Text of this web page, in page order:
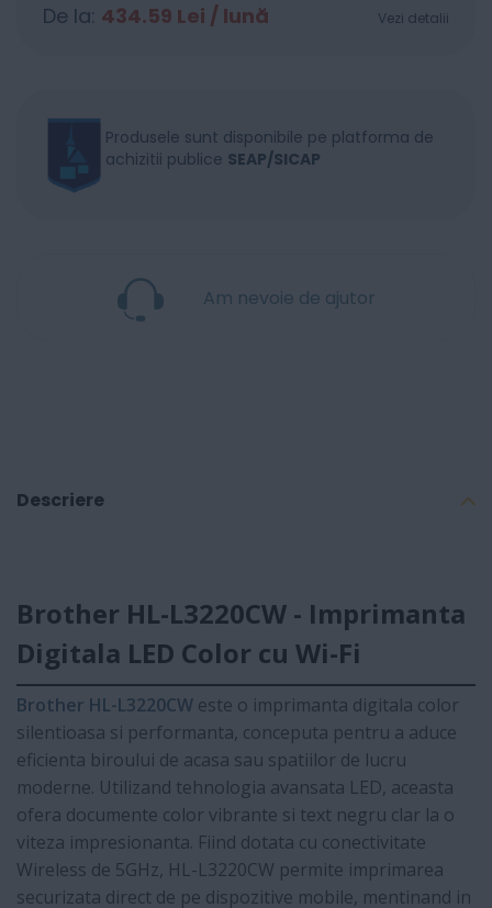
De la: 434.59 Lei / lună Vezi detalii
Produsele sunt disponibile pe platforma de
achizitii publice SEAP/SICAP
Am nevoie de ajutor
Descriere
Brother HL-L3220CW - Imprimanta
Digitala LED Color cu Wi-Fi
Brother HL-L3220CW este o imprimanta digitala color
silentioasa si performanta, conceputa pentru a aduce
eficienta biroului de acasa sau spatiilor de lucru
moderne. Utilizand tehnologia avansata LED, aceasta
ofera documente color vibrante si text negru clar la o
viteza impresionanta. Fiind dotata cu conectivitate
Wireless de 5GHz, HL-L3220CW permite imprimarea
securizata direct de pe dispozitive mobile, mentinand in